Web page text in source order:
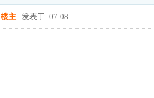
楼主 发表于: 07-08